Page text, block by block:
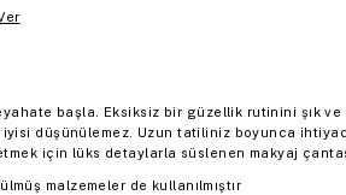
başla. Eksiksiz bir güzellik rutinini şık
iyisi düşünülemez. Uzun tatiliniz boyunca
için lüks detaylarla süslenen makyaj
malzemeler de kullanılmıştır